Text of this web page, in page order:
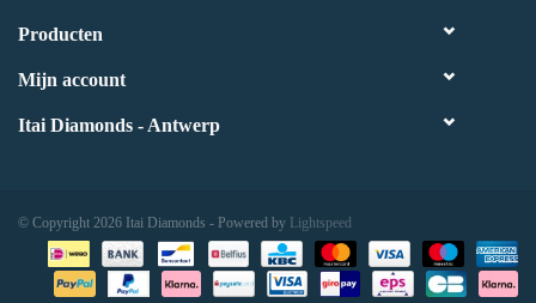
Producten
Mijn account
Itai Diamonds - Antwerp
© Copyright 2026 Itai Diamonds - Powered by Lightspeed